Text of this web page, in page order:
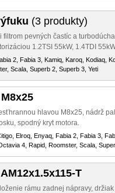
(3 produkty)
filtrom pevných častíc a
1.2TSI 55kW, 1.4TDI
2, Fabia 3, Kamiq, Karoq, Kodiaq,
Scala, Superb 2, Superb 3, Yeti
hlavou M8x25, nádrž
spodný kryt motora.
Elroq, Enyaq, Fabia 2, Fabia 3,
4, Rapid, Roomster, Scala,
T
rámu zadnej nápravy, držiak